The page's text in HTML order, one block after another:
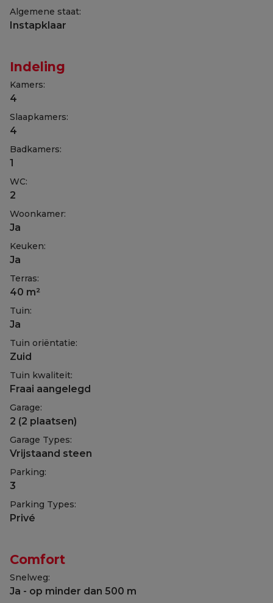
Algemene staat:
Instapklaar
Indeling
Kamers:
4
Slaapkamers:
4
Badkamers:
1
WC:
2
Woonkamer:
Ja
Keuken:
Ja
Terras:
40 m²
Tuin:
Ja
Tuin oriëntatie:
Zuid
Tuin kwaliteit:
Fraai aangelegd
Garage:
2 (2 plaatsen)
Garage Types:
Vrijstaand steen
Parking:
3
Parking Types:
Privé
Comfort
Snelweg:
Ja - op minder dan 500 m